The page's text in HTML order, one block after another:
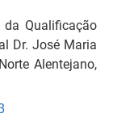
da Qualificação
Dr. José Maria
Alentejano,